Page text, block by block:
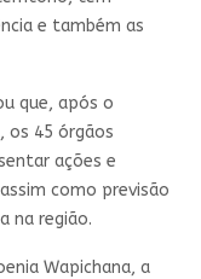
e também as
que, após o
os 45 órgãos
ações e
como previsão
na região.
Wapichana, a